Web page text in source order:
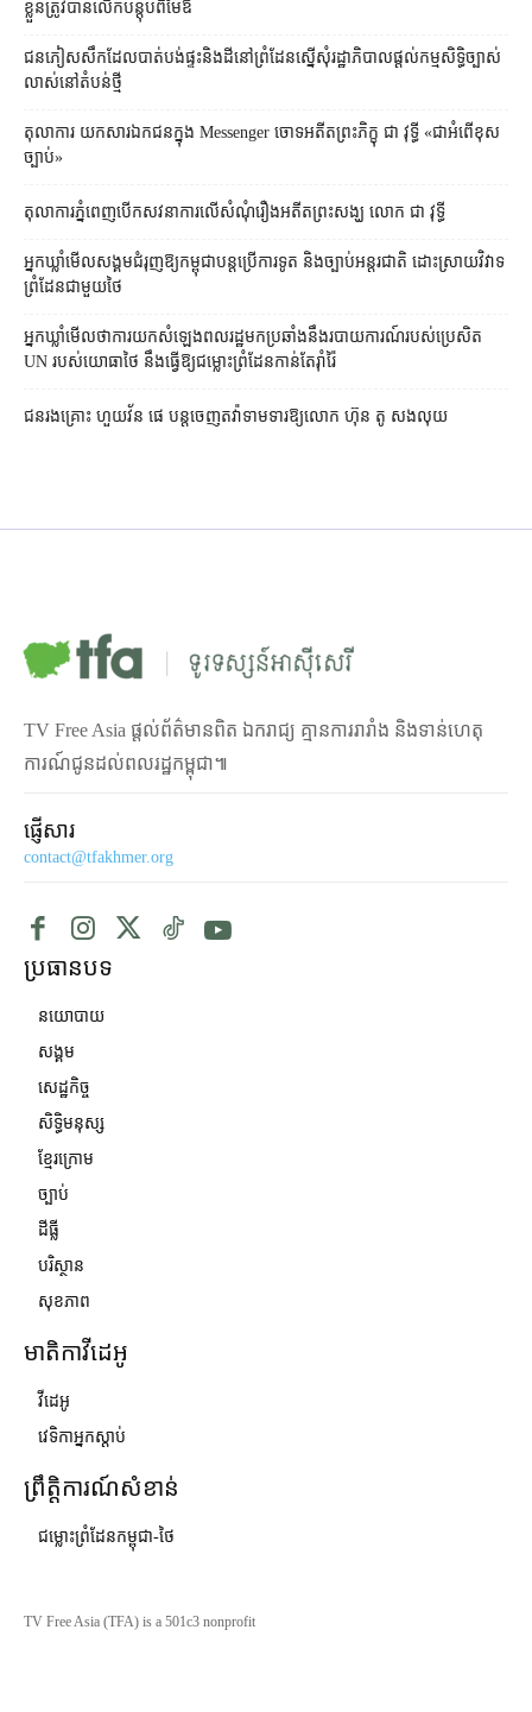
ខ្លួន​ត្រូវ​បាន​លើក​បន្តុប​ពី​ម៉ែឪ
ជនភៀសសឹក​ដែល​បាត់បង់​ផ្ទះ​និង​ដី​នៅ​ព្រំដែន​ស្នើសុំ​រដ្ឋាភិបាល​ផ្តល់​កម្មសិទ្ធិ​ច្បាស់
លាស់​នៅ​តំបន់​ថ្មី
តុលាការ​​ យកសារឯកជនក្នុង Messenger ចោទអតីតព្រះភិក្ខុ ជា វុទ្ធី «ជាអំពើខុស
ច្បាប់»
តុលាការ​ភ្នំពេញ​​បើកសវនាការ​លើ​សំណុំរឿង​​អតីត​ព្រះសង្ឃ លោក ជា វុទ្ធី
អ្នកឃ្លាំមើល​សង្គម​ជំរុញ​ឱ្យ​កម្ពុជា​បន្ត​ប្រើ​ការទូត និង​ច្បាប់​អន្តរជាតិ ដោះស្រាយ​វិវាទ​
ព្រំដែន​ជាមួយ​ថៃ
អ្នកឃ្លាំមើល​ថា​ការ​យក​សំឡេង​ពលរដ្ឋ​មក​ប្រឆាំង​នឹង​របាយការណ៍​របស់​ប្រេសិត
UN របស់​យោធា​ថៃ នឹង​ធ្វើ​ឱ្យ​ជម្លោះព្រំដែន​កាន់តែ​រ៉ាំរ៉ៃ
ជនរងគ្រោះ ហួយវ័ន ផេ បន្ត​ចេញ​តវ៉ា​ទាមទារ​ឱ្យ​លោក ហ៊ុន តូ សង​លុយ
TV Free Asia ផ្ដល់ព័ត៌មានពិត ឯករាជ្យ គ្មានការរារាំង និងទាន់ហេតុ
ការណ៍ជូនដល់ពលរដ្ឋកម្ពុជា៕
ផ្ញើសារ
contact@tfakhmer.org
ប្រធានបទ
នយោបាយ
សង្គម
សេដ្ឋកិច្ច
សិទ្ធិមនុស្ស
ខ្មែរក្រោម
ច្បាប់
ដីធ្លី
បរិស្ថាន
សុខភាព
មាតិកាវីដេអូ
វីដេអូ
វេទិកាអ្នកស្ដាប់
ព្រឹត្តិការណ៍សំខាន់
ជម្លោះព្រំដែនកម្ពុជា-ថៃ
TV Free Asia (TFA) is a 501c3 nonprofit